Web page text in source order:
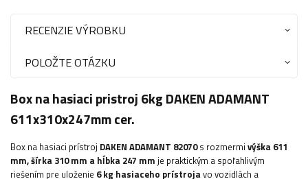
RECENZIE VÝROBKU
POLOŽTE OTÁZKU
Box na hasiaci pristroj 6kg DAKEN ADAMANT
611x310x247mm cer.
Box na hasiaci prístroj DAKEN ADAMANT 82070s rozmermi výška 611
mm, šírka 310 mm a hĺbka 247 mm je praktickým a spoľahlivým
riešením pre uloženie 6 kg hasiaceho prístrojavo vozidlách a